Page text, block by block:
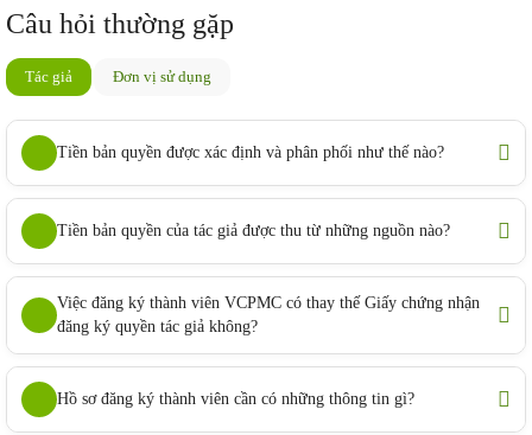
Câu hỏi thường gặp
Tác giả Đơn vị sử dụng
Tiền bản quyền được xác định và phân phối như thế nào?
Tiền bản quyền của tác giả được thu từ những nguồn nào?
Việc đăng ký thành viên VCPMC có thay thế Giấy chứng nhận
đăng ký quyền tác giả không?
Hồ sơ đăng ký thành viên cần có những thông tin gì?